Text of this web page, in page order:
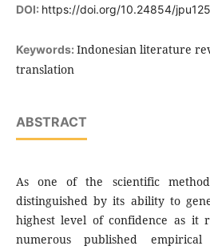
DOI: https://doi.org/10.24854/jpu125
Keywords: Indonesian literature
translation
ABSTRACT
As one of the scientific
distinguished by its ability to
highest level of confidence as it
numerous published empirical